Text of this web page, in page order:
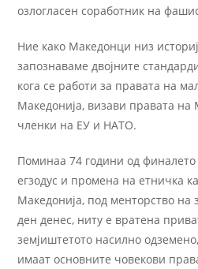
озлогласен соработник на
Ние како Македонци низ
запознаваме двојните
кога се работи за правата на
Македонија, визави правата на
членки на ЕУ и НАТО.
Поминаа 74 години од финалето
егзодус и промена на етничка
Македонија, под менторство на
ден денес, ниту е вратена
земјиштетото насилно
имаат основните човекови